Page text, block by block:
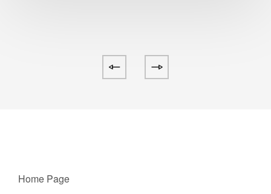
Home Page